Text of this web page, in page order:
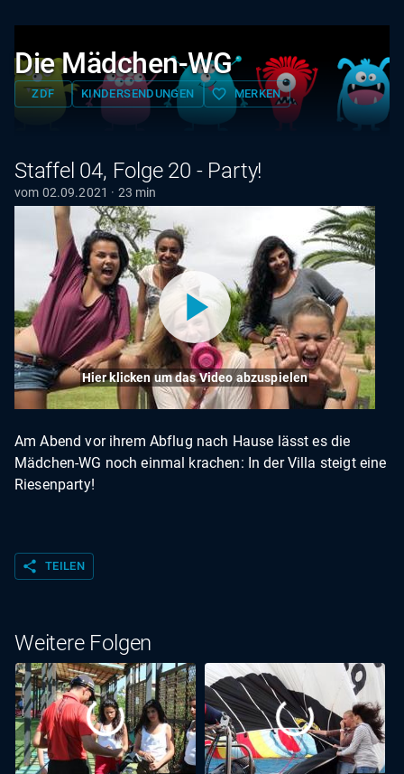
Die Mädchen-WG
ZDF KINDERSENDUNGEN favorite_border MERKEN
Staffel 04, Folge 20 - Party!
vom 02.09.2021 · 23 min
Hier klicken um das Video abzuspielen
Am Abend vor ihrem Abflug nach Hause lässt es die
Mädchen-WG noch einmal krachen: In der Villa steigt eine
Riesenparty!
share TEILEN
Weitere Folgen